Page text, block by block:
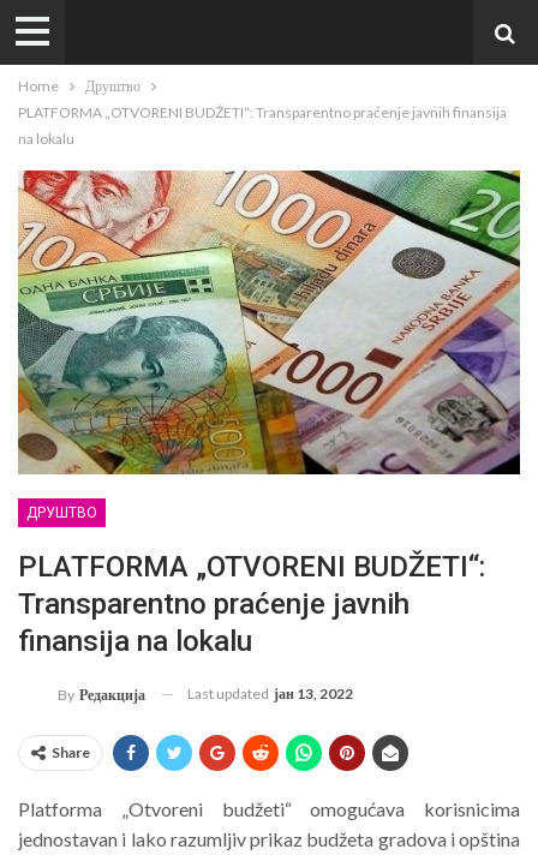
Home
Друштво
PLATFORMA „OTVORENI BUDŽETI“: Transparentno praćenje javnih finansija
na lokalu
ДРУШТВО
PLATFORMA „OTVORENI BUDŽETI“:
Transparentno praćenje javnih
finansija na lokalu
By Редакција Last updated јан 13, 2022
Share
Platforma „Otvoreni budžeti“ omogućava korisnicima
jednostavan i lako razumljiv prikaz budžeta gradova i opština